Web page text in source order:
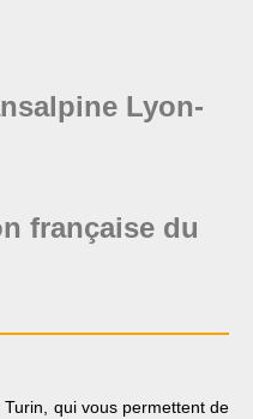
Lyon-
française du
qui vous permettent de